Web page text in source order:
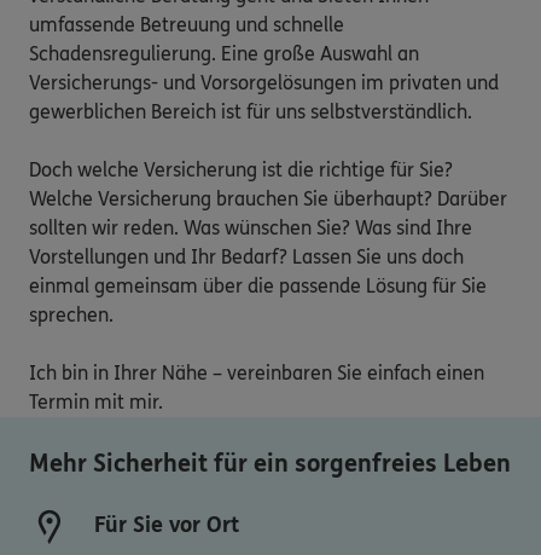
umfassende Betreuung und schnelle
Schadensregulierung. Eine große Auswahl an
Versicherungs- und Vorsorgelösungen im privaten und
gewerblichen Bereich ist für uns selbstverständlich.
Doch welche Versicherung ist die richtige für Sie?
Welche Versicherung brauchen Sie überhaupt? Darüber
sollten wir reden. Was wünschen Sie? Was sind Ihre
Vorstellungen und Ihr Bedarf? Lassen Sie uns doch
einmal gemeinsam über die passende Lösung für Sie
sprechen.
Ich bin in Ihrer Nähe – vereinbaren Sie einfach einen
Termin mit mir.
Mehr Sicherheit für ein sorgenfreies Leben
Für Sie vor Ort